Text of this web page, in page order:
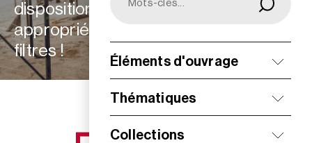
Éléments d'ouvrage
Thématiques
Collections
disposition : choisissez les plus
appropriées à vos besoins grâce aux
filtres !